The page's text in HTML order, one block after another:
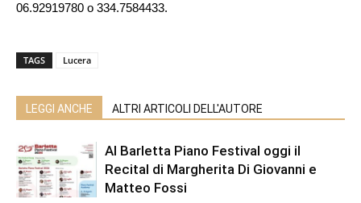
06.92919780 o 334.7584433.
TAGS Lucera
LEGGI ANCHE ALTRI ARTICOLI DELL'AUTORE
Al Barletta Piano Festival oggi il
Recital di Margherita Di Giovanni e
Matteo Fossi